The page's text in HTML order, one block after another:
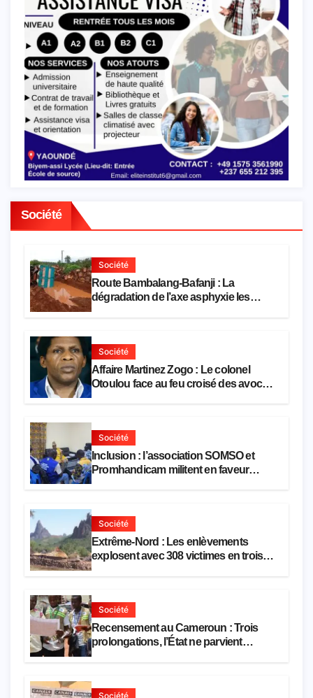
Société
Société
Route Bambalang-Bafanji : La
dégradation de l’axe asphyxie les
Société
Affaire Martinez Zogo : Le colonel
Otoulou face au feu croisé des avocats
Société
Inclusion : l’association SOMSO et
Promhandicam militent en faveur
Société
Extrême-Nord : Les enlèvements
explosent avec 308 victimes en trois
Société
Recensement au Cameroun : Trois
prolongations, l’État ne parvient
Société